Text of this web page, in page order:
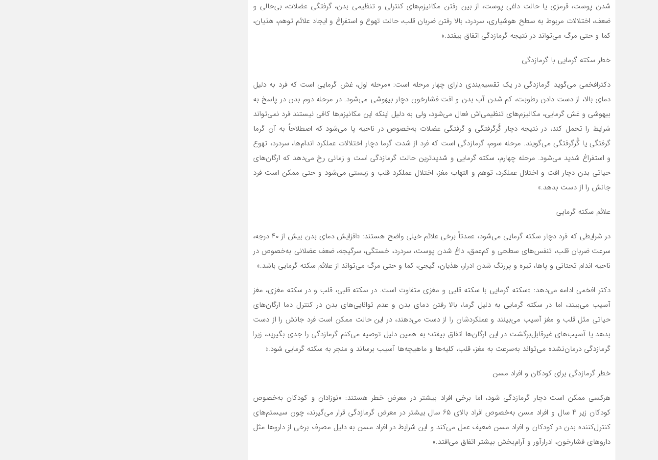
شدن پوست، قرمزی یا حالت داغی پوست، از بین رفتن مکانیزم‌های کنترلی و تنظیمی بدن، گرفتگی عضلات، بی‌حالی و
ضعف، اختلالات مربوط به سطح هوشیاری، سردرد، بالا رفتن ضربان قلب، حالت تهوع و استفراغ و ایجاد علائم توهم، هذیان،
کما و حتی مرگ می‌تواند در نتیجه گرمازدگی اتفاق بیفتد.»
خطر سکته گرمایی با گرمازدگی
دکترافخمی می‌گوید گرمازدگی در یک تقسیم‌بندی دارای چهار مرحله است: «مرحله اول، غش گرمایی است که فرد به دلیل
دمای بالا، از دست دادن رطوبت، کم شدن آب بدن و افت فشارخون دچار بیهوشی می‌شود. در مرحله دوم بدن در پاسخ به
بیهوشی و غش گرمایی، مکانیزم‌های تنظیمی‌اش فعال می‌شود، ولی به دلیل اینکه این مکانیزم‌ها کافی نیستند فرد نمی‌تواند
شرایط را تحمل کند، در نتیجه دچار گُرگرفتگی و گرفتگی عضلات به‌خصوص در ناحیه پا می‌شود که اصطلاحاً به آن گرما
گرفتگی یا گُرگرفتگی می‌گویند. مرحله سوم، گرمازدگی است که فرد از شدت گرما دچار اختلالات عملکرد اندام‌ها، سردرد، تهوع
و استفراغ شدید می‌شود. مرحله چهارم، سکته گرمایی و شدیدترین حالت گرمازدگی است و زمانی رخ می‌دهد که ارگان‌های
حیاتی بدن دچار افت و اختلال عملکرد، توهم و التهاب مغز، اختلال عملکرد قلب و زیستی می‌شود و حتی ممکن است فرد
جانش را از دست بدهد.»
علائم سکته گرمایی
در شرایطی که فرد دچار سکته گرمایی می‌شود، عمدتاً برخی علائم خیلی واضح هستند: «افزایش دمای بدن بیش از ۴۰ درجه،
سرعت ضربان قلب، تنفس‌های سطحی و کم‌عمق، داغ شدن پوست، سردرد، خستگی، سرگیجه، ضعف عضلانی به‌خصوص در
ناحیه اندام تحتانی و پاها، تیره و پررنگ شدن ادرار، هذیان، گیجی، کما و حتی مرگ می‌تواند از علائم سکته گرمایی باشد.»
دکتر افخمی ادامه می‌دهد: «سکته گرمایی با سکته قلبی و مغزی متفاوت است. در سکته قلبی، قلب و در سکته مغزی، مغز
آسیب می‌بیند، اما در سکته گرمایی به دلیل گرما، بالا رفتن دمای بدن و عدم توانایی‌های بدن در کنترل دما ارگان‌های
حیاتی مثل قلب و مغز آسیب می‌بینند و عملکردشان را از دست می‌دهند، در این حالت ممکن است فرد جانش را از دست
بدهد یا آسیب‌های غیرقابل‌برگشت در این ارگان‌ها اتفاق بیفتد؛ به همین دلیل توصیه می‌کنم گرمازدگی را جدی بگیرید، زیرا
گرمازدگی درمان‌نشده می‌تواند به‌سرعت به مغز، قلب، کلیه‌ها و ماهیچه‌ها آسیب برساند و منجر به سکته گرمایی شود.»
خطر گرمازدگی برای کودکان و افراد مسن
هرکسی ممکن است دچار گرمازدگی شود، اما برخی افراد بیشتر در معرض خطر هستند: «نوزادان و کودکان به‌خصوص
کودکان زیر ۴ سال و افراد مسن به‌خصوص افراد بالای ۶۵ سال بیشتر در معرض گرمازدگی قرار می‌گیرند، چون سیستم‌های
کنترل‌کننده بدن در کودکان و افراد مسن ضعیف عمل می‌کند و این شرایط در افراد مسن به دلیل مصرف برخی از دارو‌ها مثل
دارو‌های فشارخون، ادرارآور و آرام‌بخش بیشتر اتفاق می‌افتد.»